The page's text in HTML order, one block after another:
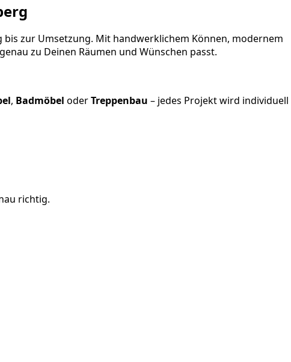
zur Umsetzung. Mit handwerklichem Können, modernem
zu Deinen Räumen und Wünschen passt.
, Badmöbel oderTreppenbau – jedes Projekt wird individuell
richtig.